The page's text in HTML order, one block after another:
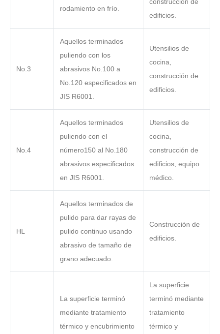
rodamiento en frío.
construcción de
edificios.
No.3
Aquellos terminados
puliendo con los
abrasivos No.100 a
No.120 especificados en
JIS R6001.
Utensilios de
cocina,
construcción de
edificios.
No.4
Aquellos terminados
puliendo con el
número150 al No.180
abrasivos especificados
en JIS R6001.
Utensilios de
cocina,
construcción de
edificios, equipo
médico.
HL
Aquellos terminados de
pulido para dar rayas de
pulido continuo usando
abrasivo de tamaño de
grano adecuado.
Construcción de
edificios.
La superficie terminó
mediante tratamiento
térmico y encubrimiento
La superficie
terminó mediante
tratamiento
térmico y